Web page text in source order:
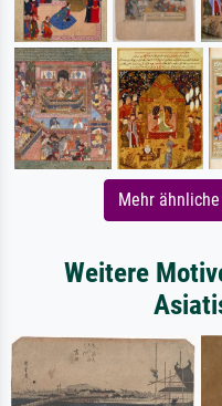
Mehr
Weitere